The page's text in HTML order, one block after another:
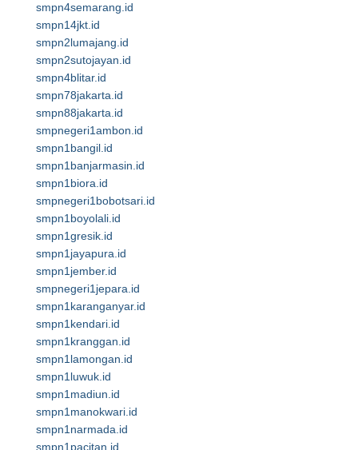
smpn4semarang.id
smpn14jkt.id
smpn2lumajang.id
smpn2sutojayan.id
smpn4blitar.id
smpn78jakarta.id
smpn88jakarta.id
smpnegeri1ambon.id
smpn1bangil.id
smpn1banjarmasin.id
smpn1biora.id
smpnegeri1bobotsari.id
smpn1boyolali.id
smpn1gresik.id
smpn1jayapura.id
smpn1jember.id
smpnegeri1jepara.id
smpn1karanganyar.id
smpn1kendari.id
smpn1kranggan.id
smpn1lamongan.id
smpn1luwuk.id
smpn1madiun.id
smpn1manokwari.id
smpn1narmada.id
smpn1pacitan.id